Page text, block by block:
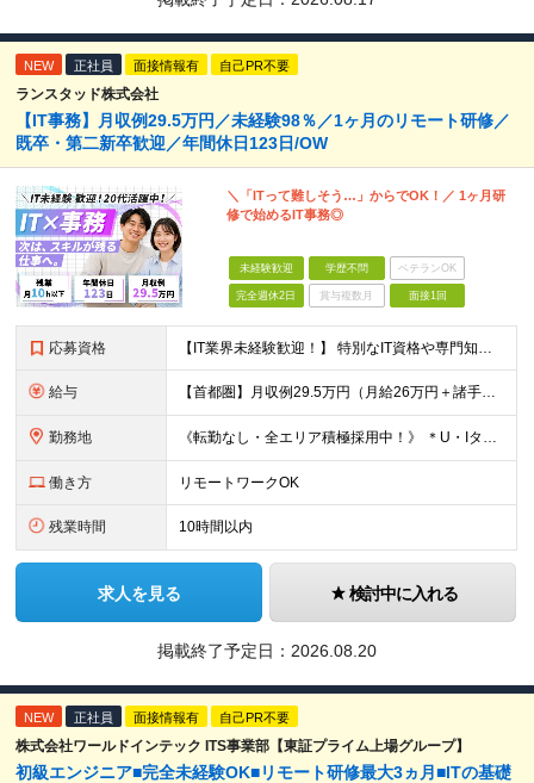
NEW 正社員 面接情報有 自己PR不要
ランスタッド株式会社
【IT事務】月収例29.5万円／未経験98％／1ヶ月のリモート研修／
既卒・第二新卒歓迎／年間休日123日/OW
＼「ITって難しそう…」からでOK！／ 1ヶ月研
修で始めるIT事務◎
未経験歓迎 学歴不問 ベテランOK
完全週休2日 賞与複数月 面接1回
応募資格 【IT業界未経験歓迎！】 特別なIT資格や専門知識は必要ありません。 ・学歴不問（文系・理系不問） ・第二新卒、既卒の方も歓迎 ・20代を中心に幅広い年代が活躍中 ・基本的なPC操作ができる方 ・タ
給与 【首都圏】月収例29.5万円（月給26万円＋諸手当） 【東海・関西】月収例28.5万円（月給25万円＋諸手当） 【九州】月収例26万円（月給23万円＋諸手当） ※経験・スキル・前職給与を踏まえ、総合
勤務地 《転勤なし・全エリア積極採用中！》 ＊U・Iターンも歓迎 ＊研修はオンライン実施 ★勤務エリアは下記よりお選びいただけます★ 【首都圏】東京・神奈川・千葉・埼玉 【東海】愛知 【関西】大阪、京都、兵庫
働き方 リモートワークOK
残業時間 10時間以内
求人を見る 検討中に入れる
掲載終了予定日： 2026.08.20
NEW 正社員 面接情報有 自己PR不要
株式会社ワールドインテック ITS事業部【東証プライム上場グループ】
初級エンジニア■完全未経験OK■リモート研修最大3ヵ月■ITの基礎